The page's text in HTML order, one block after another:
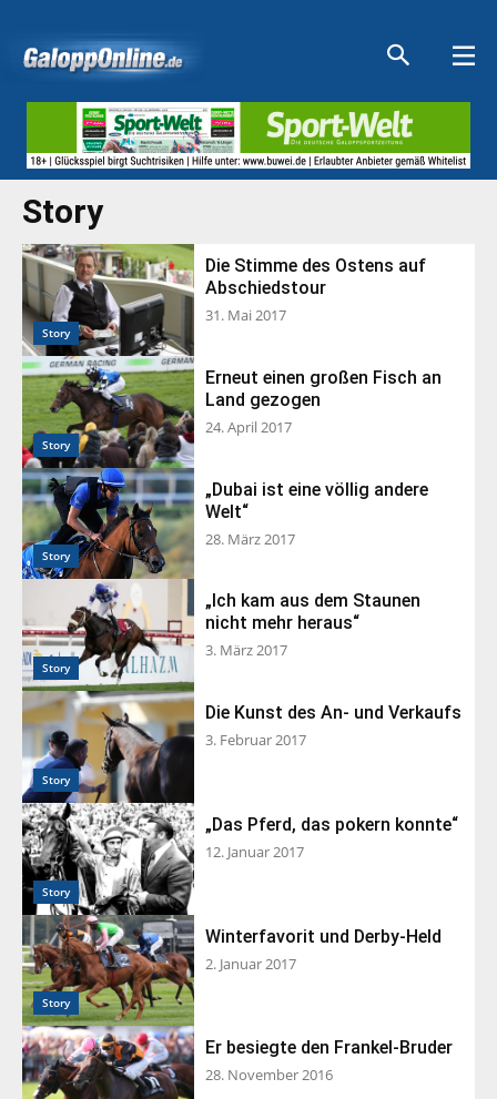
Story
Story
Die Stimme des Ostens auf
Abschiedstour
31. Mai 2017
Story
Erneut einen großen Fisch an
Land gezogen
24. April 2017
Story
„Dubai ist eine völlig andere
Welt“
28. März 2017
Story
„Ich kam aus dem Staunen
nicht mehr heraus“
3. März 2017
Story
Die Kunst des An- und Verkaufs
3. Februar 2017
Story
„Das Pferd, das pokern konnte“
12. Januar 2017
Story
Winterfavorit und Derby-Held
2. Januar 2017
Er besiegte den Frankel-Bruder
28. November 2016